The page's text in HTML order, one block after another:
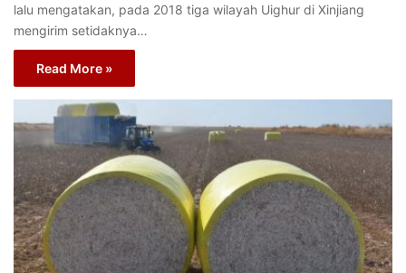
lalu mengatakan, pada 2018 tiga wilayah Uighur di Xinjiang
mengirim setidaknya…
Read More »